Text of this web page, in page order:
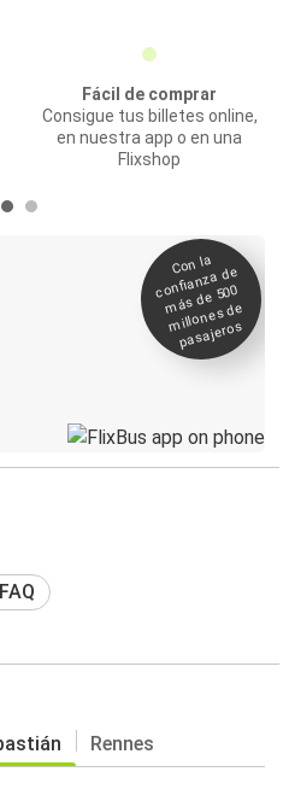
Fácil de comprar
Consigue tus billetes online,
en nuestra app o en una
Flixshop
Con la
confianza de
más de 500
millones de
pasajeros
FAQ
Rennes